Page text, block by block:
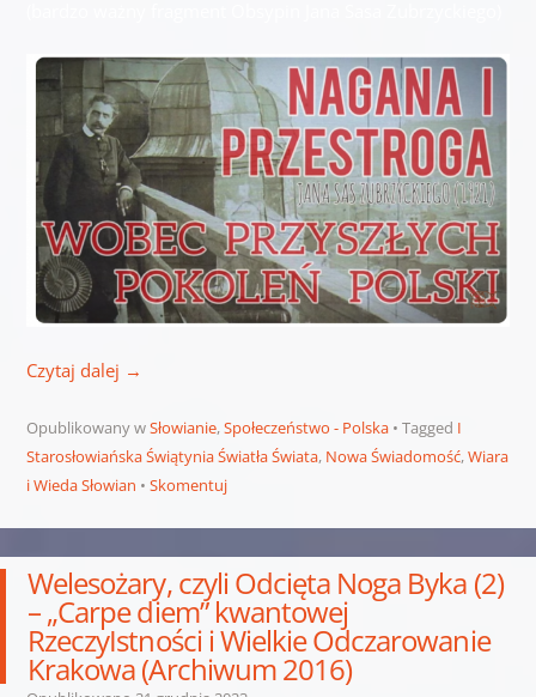
Czytaj dalej →
Opublikowany wSłowianie,Społeczeństwo - Polska Tagged I
Starosłowiańska Świątynia Światła Świata, Nowa Świadomość,Wiara
i Wieda Słowian
Skomentuj
Welesożary, czyli Odcięta Noga Byka (2)
– „Carpe diem” kwantowej
RzeczyIstności i Wielkie Odczarowanie
Krakowa (Archiwum 2016)